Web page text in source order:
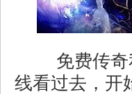
免费传奇
线看过去，开